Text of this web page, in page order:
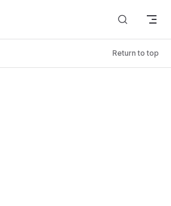
Return to top